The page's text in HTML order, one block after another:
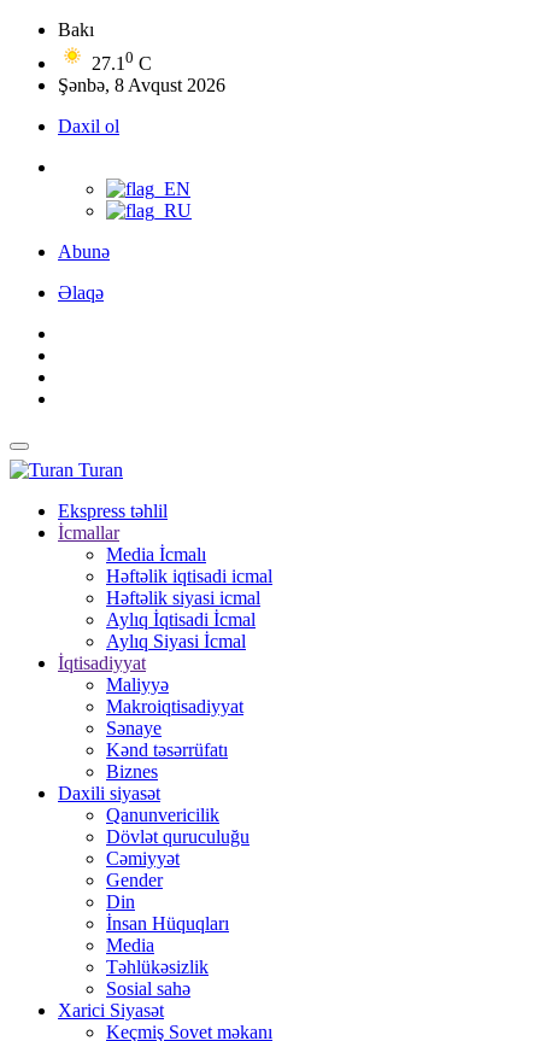
Bakı
27.1 0 C
Şənbə, 8 Avqust 2026
Daxil ol
Abunə
Əlaqə
Turan
Ekspress təhlil
İcmallar
Media İcmalı
Həftəlik iqtisadi icmal
Həftəlik siyasi icmal
Aylıq İqtisadi İcmal
Aylıq Siyasi İcmal
İqtisadiyyat
Maliyyə
Makroiqtisadiyyat
Sənaye
Kənd təsərrüfatı
Biznes
Daxili siyasət
Qanunvericilik
Dövlət quruculuğu
Cəmiyyət
Gender
Din
İnsan Hüquqları
Media
Təhlükəsizlik
Sosial sahə
Xarici Siyasət
Keçmiş Sovet məkanı